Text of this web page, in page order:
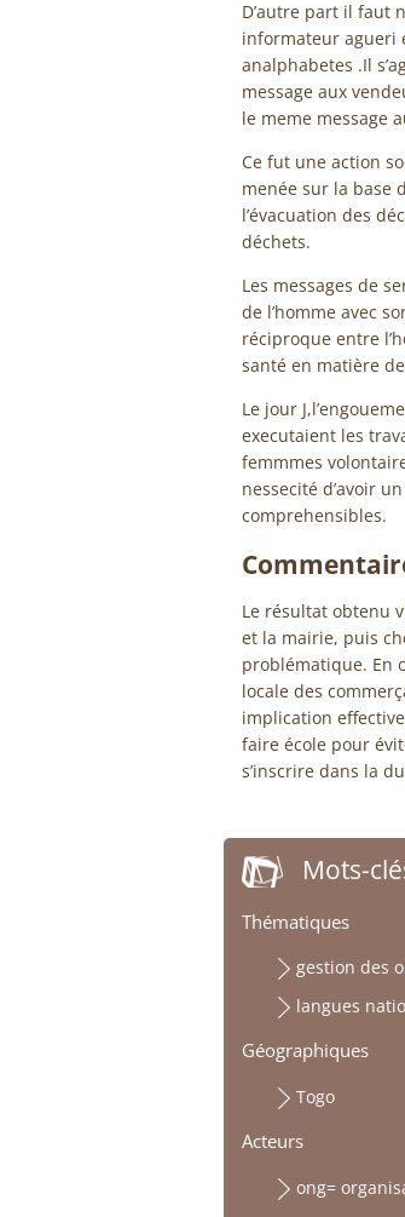
D’autre part il faut
informateur agueri
analphabetes .Il
message aux
le meme message
Ce fut une action
menée sur la base
l’évacuation des
déchets.
Les messages de
de l’homme avec
réciproque entre
santé en matière
Le jour
executaient les
femmmes
nessecité d’avoir
comprehensibles.
Le résultat obtenu
et la mairie, puis
problématique. En
locale des
implication
faire école pour
s’inscrire dans la
Mots-
Thématiques
gestion des
langues
Géographiques
Togo
Acteurs
ong=